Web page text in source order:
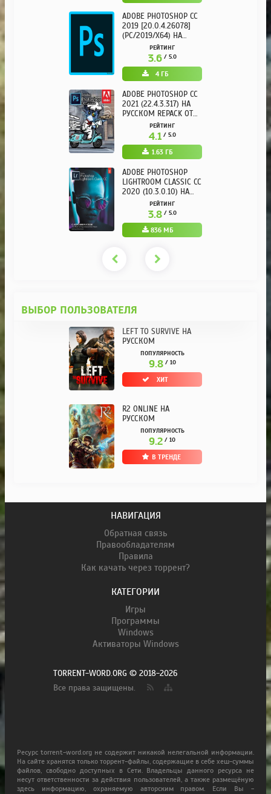
ADOBE PHOTOSHOP CC
2019 [20.0.4.26078]
(PC/2019/X64) НА
РУССКОМРЕЙТИНГ
3.6/ 5.0
4 ГБ
ADOBE PHOTOSHOP CC
2021 (22.4.3.317) НА
РУССКОМ REPACK ОТ
KPOJIUKРЕЙТИНГ
4.1 / 5.0
1.63 ГБ
ADOBE PHOTOSHOP
LIGHTROOM CLASSIC CC
2020 (10.3.0.10) НА
РУССКОМ REPACK ОТ
KPOJIUK
РЕЙТИНГ
3.8 / 5.0
836 МБ
ВЫБОР ПОЛЬЗОВАТЕЛЯ
LEFT TO SURVIVE НА
РУССКОМ
ПОПУЛЯРНОСТЬ
9.8 / 10
ХИТ
R2 ONLINE НА
РУССКОМ
ПОПУЛЯРНОСТЬ
9.2 / 10
В ТРЕНДЕ
НАВИГАЦИЯ
Обратная связь
Правообладателям
Правила
Как качать через торрент?
КАТЕГОРИИ
Игры
Программы
Windows
Активаторы Windows
TORRENT-WORD.ORG © 2018-2026
Все права защищены.
Ресурс torrent-word.org не содержит никакой нелегальной информации.
На сайте хранятся только торрент-файлы, содержащие в себе хеш-суммы
файлов, свободно доступных в Сети. Владельцы данного ресурса не
несут ответственности за действия пользователей, а также размещёную
здесь информацию, охраняемую авторским правом. Если Вы -